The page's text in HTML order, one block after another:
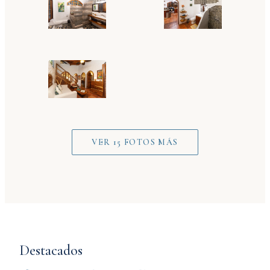
VER 15 FOTOS MÁS
Destacados